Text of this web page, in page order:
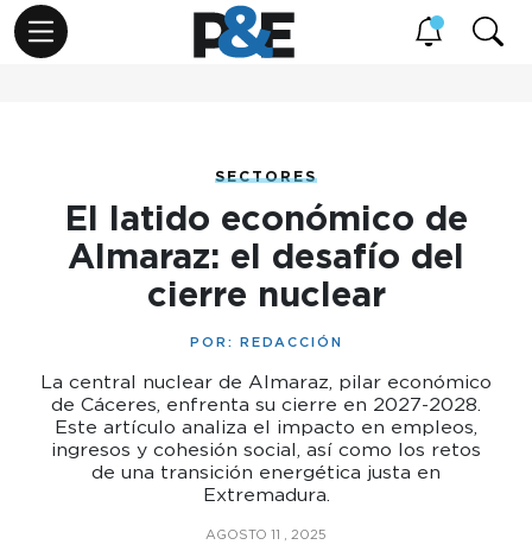
SECTORES
El latido económico de
Almaraz: el desafío del
cierre nuclear
POR: REDACCIÓN
La central nuclear de Almaraz, pilar económico
de Cáceres, enfrenta su cierre en 2027-2028.
Este artículo analiza el impacto en empleos,
ingresos y cohesión social, así como los retos
de una transición energética justa en
Extremadura.
AGOSTO 11 , 2025